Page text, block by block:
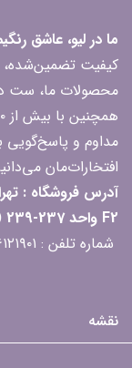
ما در لیو، عاشق
کیفیت تضمین‌شده،
محصولات ما، ست
مداوم و پاسخ‌گویی
افتخارات‌مان
آدرس فروشگاه :
F2 واحد 237-239 ( فروشگاه لیو هپی)
شماره تلفن : ۰۲۱۴۶۱۲۱۹۰۱
نقشه